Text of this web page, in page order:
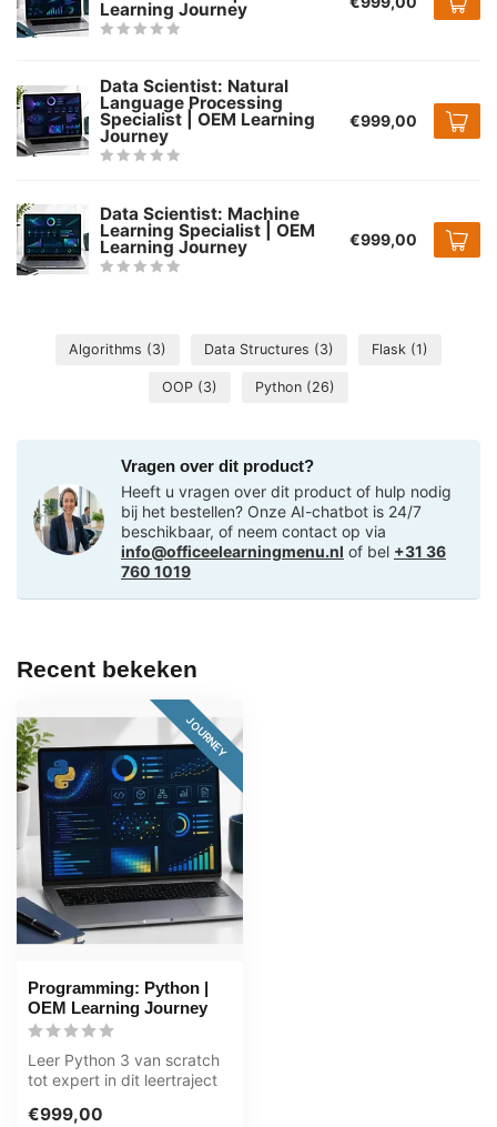
Learning Journey
Data Scientist: Natural
Language Processing
Specialist | OEM Learning
Journey
€999,00
Data Scientist: Machine
Learning Specialist | OEM
Learning Journey €999,00
Algorithms (3) Data Structures (3) Flask (1)
OOP (3) Python (26)
Vragen over dit product?
Heeft u vragen over dit product of hulp nodig
bij het bestellen? Onze AI-chatbot is 24/7
beschikbaar, of neem contact op via
info@officeelearningmenu.nl of bel +31 36
760 1019
Recent bekeken
JOURNEY
Programming: Python |
OEM Learning Journey
Leer Python 3 van scratch
tot expert in dit leertraject
€999,00